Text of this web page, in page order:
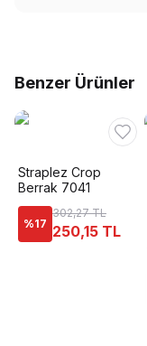
Benzer Ürünler
Straplez Crop
Berrak 7041
%17
302,27 TL
250,15 TL